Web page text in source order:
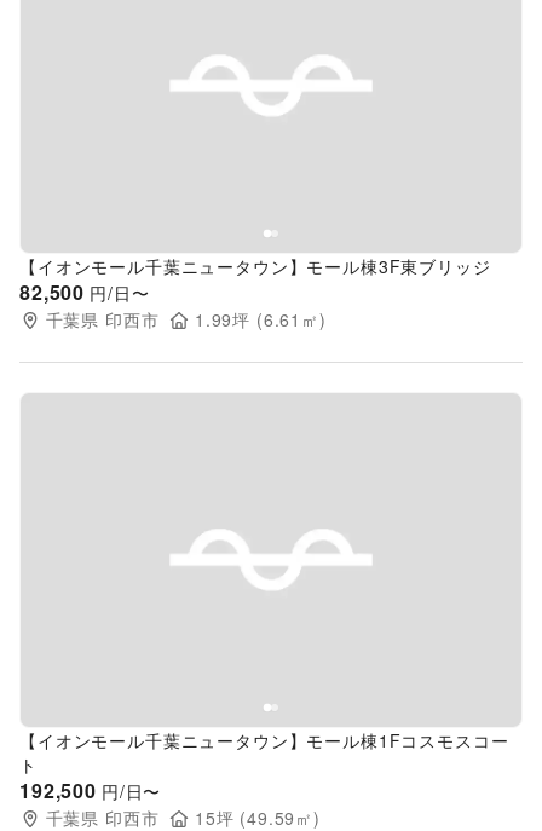
Previous slide
【イオンモール千葉ニュータウン】モール棟3F東ブリッジ
82,500 円/日〜
千葉県 印西市 1.99坪 (6.61 ㎡)
Previous slide
【イオンモール千葉ニュータウン】モール棟1Fコスモスコー
ト
192,500 円/日〜
千葉県 印西市 15坪 (49.59 ㎡)